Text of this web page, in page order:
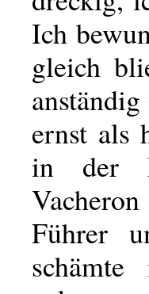
Ich
gleich
ernst als
in der
Führer